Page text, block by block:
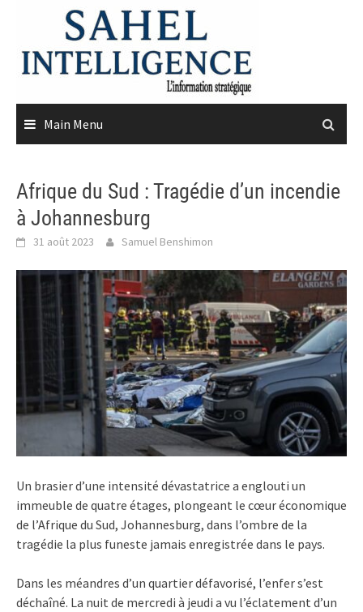
content
Main Menu
Afrique du Sud : Tragédie d’un incendie
à Johannesburg
31 août 2023 Samuel Benshimon
Un brasier d’une intensité dévastatrice a englouti un
immeuble de quatre étages, plongeant le cœur économique
de l’Afrique du Sud, Johannesburg, dans l’ombre de la
tragédie la plus funeste jamais enregistrée dans le pays.
Dans les méandres d’un quartier défavorisé, l’enfer s’est
déchaîné. La nuit de mercredi à jeudi a vu l’éclatement d’un